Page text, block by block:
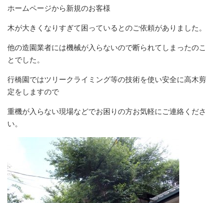
ホームページから新規のお客様
木が大きくなりすぎて困っているとのご依頼がありました。
他の造園業者には機械が入らないので断られてしまったのこ
とでした。
行橋園ではツリークライミング等の技術を使い安全に高木剪
定をしますので
重機が入らない現場などでお困りの方お気軽にご連絡くださ
い。